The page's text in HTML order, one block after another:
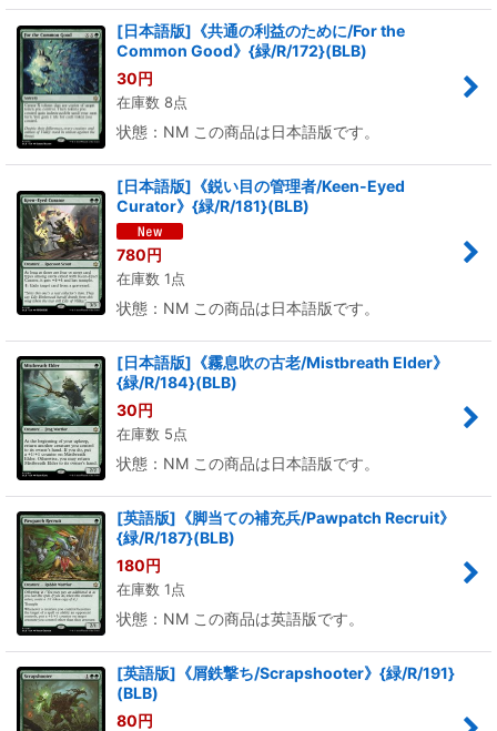
[日本語版]《共通の利益のために/For the
Common Good》{緑/R/172}(BLB)
30円
在庫数 8点
状態：NM この商品は日本語版です。
[日本語版]《鋭い目の管理者/Keen-Eyed
Curator》{緑/R/181}(BLB)
780円
在庫数 1点
状態：NM この商品は日本語版です。
[日本語版]《霧息吹の古老/Mistbreath Elder》
{緑/R/184}(BLB)
30円
在庫数 5点
状態：NM この商品は日本語版です。
[英語版]《脚当ての補充兵/Pawpatch Recruit》
{緑/R/187}(BLB)
180円
在庫数 1点
状態：NM この商品は英語版です。
[英語版]《屑鉄撃ち/Scrapshooter》{緑/R/191}
(BLB)
80円